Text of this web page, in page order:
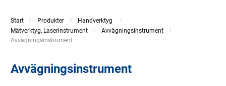
Start Produkter
Handverktyg
Mätverktyg, Laserinstrument
Avvägningsinstrument
Current:
Avvägningsinstrument
Avvägningsinstrument